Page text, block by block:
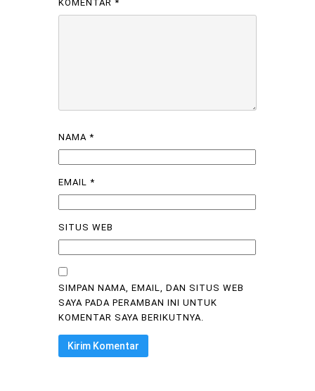
KOMENTAR *
NAMA *
EMAIL *
SITUS WEB
SIMPAN NAMA, EMAIL, DAN SITUS WEB
SAYA PADA PERAMBAN INI UNTUK
KOMENTAR SAYA BERIKUTNYA.